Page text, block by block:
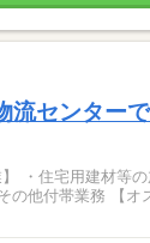
流センター
】 ・住宅用建材等
ススメPOINT】 幅広い